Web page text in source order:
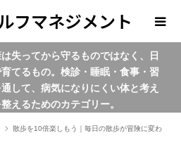
フマネジメント
失ってから守るものではなく、日
てるもの。検診・睡眠・食事・習
して、病気になりにくい体と考え
えるためのカテゴリー。
散歩を10倍楽しもう｜毎日の散歩が冒険に変わ